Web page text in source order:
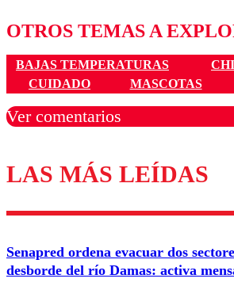
OTROS TEMAS A
BAJAS TEMPERATURAS
CUIDADO
MASCOTAS
Ver comentarios
Los comentarios son moderados
diálogo respetuoso.
Correo
LAS MÁS LEÍDAS
Senapred ordena evacuar dos
desborde del río Damas: activa